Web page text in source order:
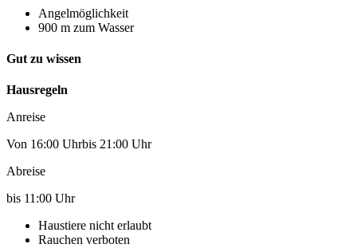
Angelmöglichkeit
900 m zum Wasser
Gut zu wissen
Hausregeln
Anreise
Von 16:00 Uhrbis 21:00 Uhr
Abreise
bis 11:00 Uhr
Haustiere nicht erlaubt
Rauchen verboten